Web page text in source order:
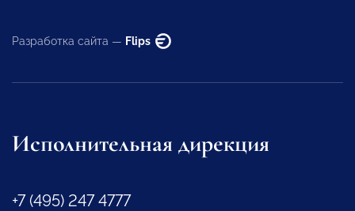
Разработка сайта — Flips
Исполнительная дирекция
+7 (495) 247 4777